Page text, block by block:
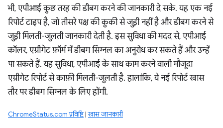
भी, एपीआई कुछ तरह की डीबग करने की जानकारी दे सके. यह एक नई
रिपोर्ट टाइप है, जो तीसरे पक्ष की कुकी से जुड़ी नहीं है और डीबग करने से
जुड़ी मिलती-जुलती जानकारी देती है. इस सुविधा की मदद से, एपीआई
कॉलर, एग्रीगेट फ़ॉर्म में डीबग सिग्नल का अनुरोध कर सकते हैं और उन्हें
पा सकते हैं. यह सुविधा, एपीआई के साथ काम करने वाली मौजूदा
एग्रीगेट रिपोर्ट से काफ़ी मिलती-जुलती है. हालांकि, ये नई रिपोर्ट खास
तौर पर डीबग सिग्नल के लिए होंगी.
ChromeStatus.com प्रविष्टि|खास जानकारी